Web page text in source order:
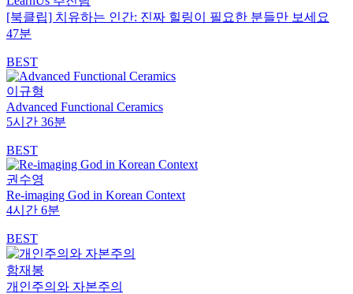
[북클립] 치유하는 인간: 진짜 힐링이 필요한 분들만 보세요
47분
BEST
이규형
Advanced Functional Ceramics
5시간 36분
BEST
권수영
Re-imaging God in Korean Context
4시간 6분
BEST
함재봉
개인주의와 자본주의